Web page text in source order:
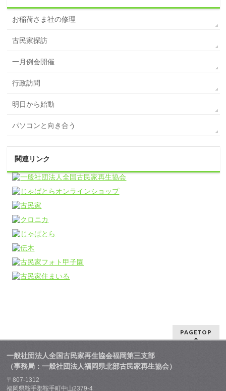
お稲荷さま社の修理
古民家探訪
一月例会開催
行政訪問
明日から始動
パソコンと向き合う
関連リンク
PAGETOP
一般社団法人全国古民家再生協会福岡第三支部
（事務局：一般社団法人福岡県北部古民家再生協会）
〒807-1312
福岡県鞍手郡鞍手町中山2379-4